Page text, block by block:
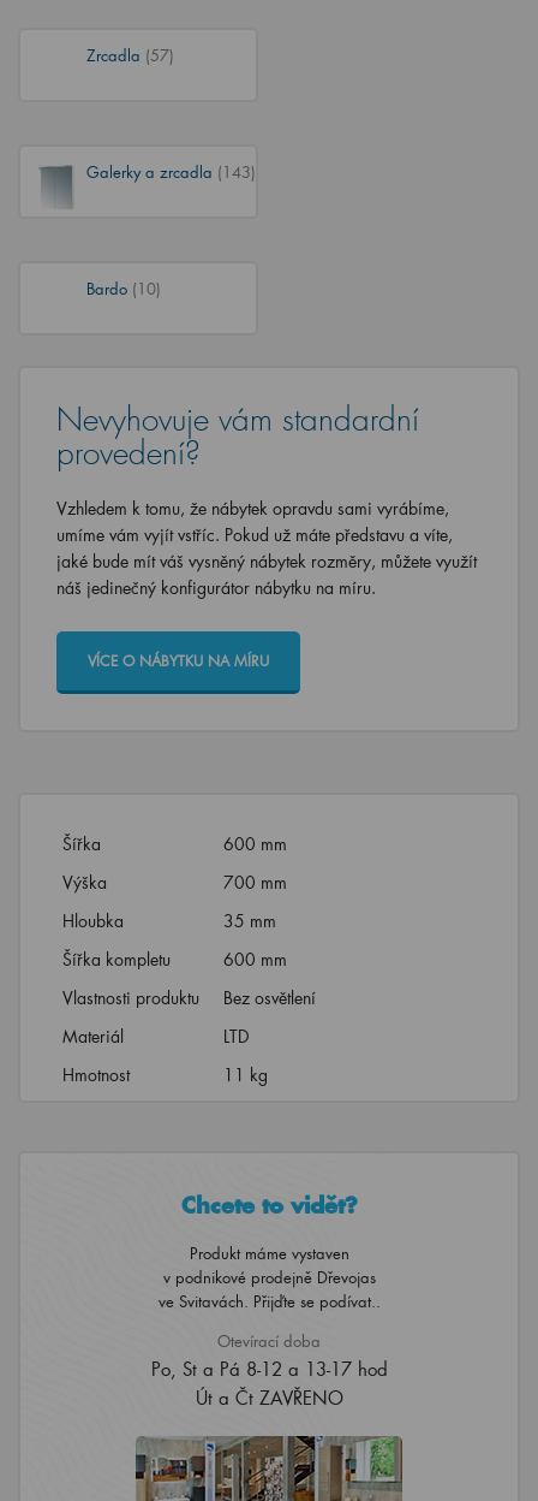
Zrcadla (57)
Galerky a zrcadla (143)
Bardo (10)
Nevyhovuje vám standardní
provedení?
Vzhledem k tomu, že nábytek opravdu sami vyrábíme,
umíme vám vyjít vstříc. Pokud už máte představu a víte,
jaké bude mít váš vysněný nábytek rozměry, můžete využít
náš jedinečný konfigurátor nábytku na míru.
VÍCE O NÁBYTKU NA MÍRU
Šířka
600 mm
Výška
700 mm
Hloubka
35 mm
Šířka kompletu
600 mm
Vlastnosti produktu
Bez osvětlení
Materiál
LTD
Hmotnost
11 kg
Chcete to vidět?
Produkt máme vystaven
v podnikové prodejně Dřevojas
ve Svitavách. Přijďte se podívat..
Otevírací doba
Po, St a Pá 8-12 a 13-17 hod
Út a Čt ZAVŘENO